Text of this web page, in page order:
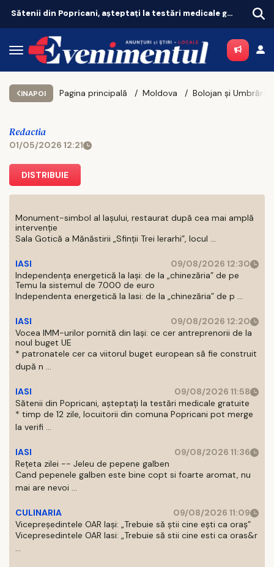
Rețeta zilei -- Jeleu de pepene galben
INAPOI Pagina principală Moldova
Redactia
01/05/2026 12:21
DISTRIBUIE
Monument-simbol al Iaşului, restaurat după cea mai amplă
intervenţie
Sala Gotică a Mănăstirii „Sfinţii Trei Ierarhi”, locul ...
IASI
09/08/2026 12:30
Independența energetică la Iași: de la „chinezăria” de pe
Temu la sistemul de 7.000 de euro
Independenta energetică la Iasi: de la „chinezăria” de p ...
IASI
09/08/2026 12:20
Vocea IMM-urilor pornită din Iași: ce cer antreprenorii de la
noul buget UE
* patronatele cer ca viitorul buget european să fie construit
după n ...
IASI
09/08/2026 11:58
Sătenii din Popricani, așteptați la testări medicale gratuite
* timp de 12 zile, locuitorii din comuna Popricani pot merge
la verifi ...
IASI
09/08/2026 11:36
Rețeta zilei -- Jeleu de pepene galben
Cand pepenele galben este bine copt si foarte aromat, nu
mai are nevoi ...
CULINARIA
09/08/2026 11:09
Vicepreședintele OAR Iași: „Trebuie să știi cine ești ca oraș”
Vicepresedintele OAR Iasi: „Trebuie să stii cine esti ca oras&r
...